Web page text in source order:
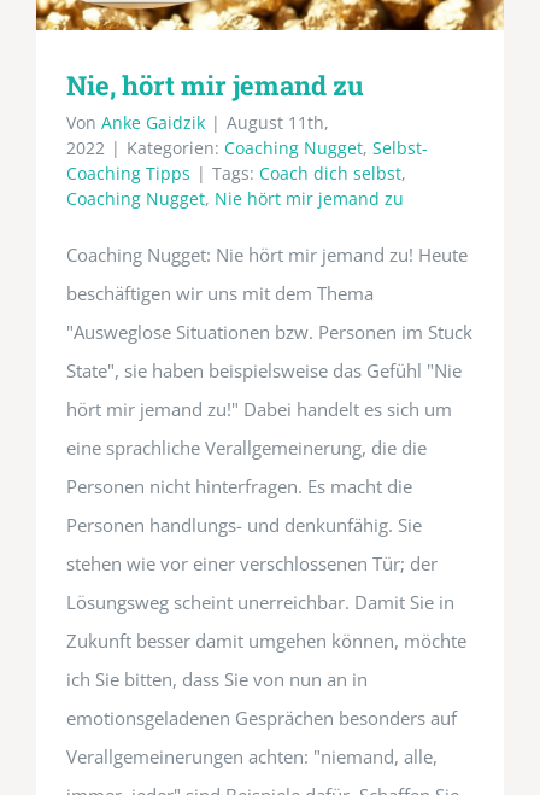
Nie, hört mir jemand zu
Von Anke Gaidzik | August 11th,
2022 | Kategorien: Coaching Nugget, Selbst-
Coaching Tipps | Tags: Coach dich selbst,
Coaching Nugget, Nie hört mir jemand zu
Coaching Nugget: Nie hört mir jemand zu! Heute
beschäftigen wir uns mit dem Thema
"Ausweglose Situationen bzw. Personen im Stuck
State", sie haben beispielsweise das Gefühl "Nie
hört mir jemand zu!" Dabei handelt es sich um
eine sprachliche Verallgemeinerung, die die
Personen nicht hinterfragen. Es macht die
Personen handlungs- und denkunfähig. Sie
stehen wie vor einer verschlossenen Tür; der
Lösungsweg scheint unerreichbar. Damit Sie in
Zukunft besser damit umgehen können, möchte
ich Sie bitten, dass Sie von nun an in
emotionsgeladenen Gesprächen besonders auf
Verallgemeinerungen achten: "niemand, alle,